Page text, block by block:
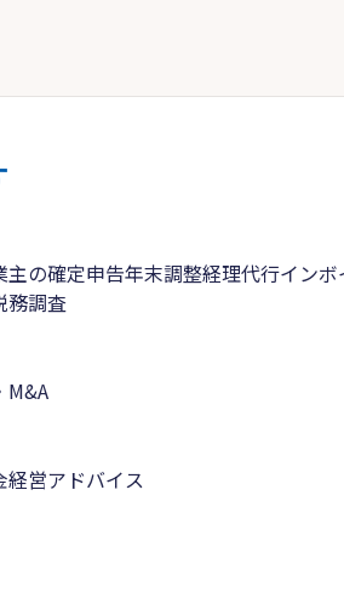
主の確定申告年末調整経理代行イン
務調査
M&A
経営アドバイス